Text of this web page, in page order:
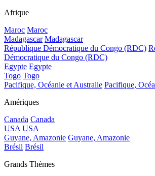
Afrique
Maroc Maroc
Madagascar Madagascar
République Démocratique du Congo (RDC)
Démocratique du Congo (RDC)
Egypte Egypte
Togo Togo
Pacifique, Océanie et Australie Pacifique,
Amériques
Canada Canada
USA USA
Guyane, Amazonie Guyane, Amazonie
Brésil Brésil
Grands Thèmes